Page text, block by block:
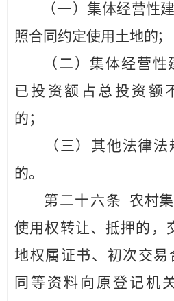
（一）集体经营性
照合同约定使用 土地的；
（二）集体经营
已投资额占 总投资额
的；
（三）其他法律
的。
第二十六条
农村
使用权转让、抵押的，
地权属证书、初次交易
同等 资料向原登记机